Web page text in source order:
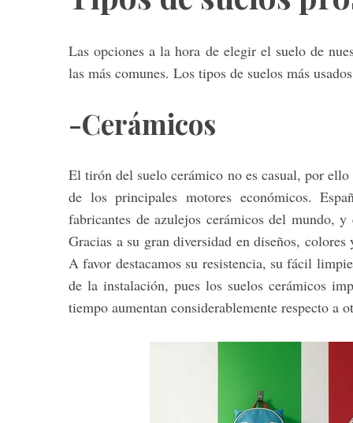
Las opciones a la hora de elegir el suelo de
las más comunes. Los tipos de suelos más
-Cerámicos
El tirón del suelo cerámico no es casual, por
de los principales motores económicos.
fabricantes de azulejos cerámicos del mundo,
Gracias a su gran diversidad en diseños,
A favor destacamos su resistencia, su fácil
de la instalación, pues los suelos cerámicos
tiempo aumentan considerablemente respecto a